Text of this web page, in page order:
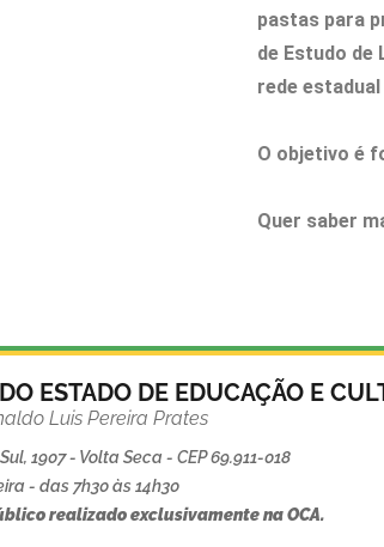
pastas para
de Estudo de
rede
O objetivo é
Quer saber
ESTADO DE EDUCAÇÃO E
Luis Pereira Prates
1907 - Volta Seca - CEP 69.911-018
- das 7h30 às 14h30
realizado exclusivamente na OCA.